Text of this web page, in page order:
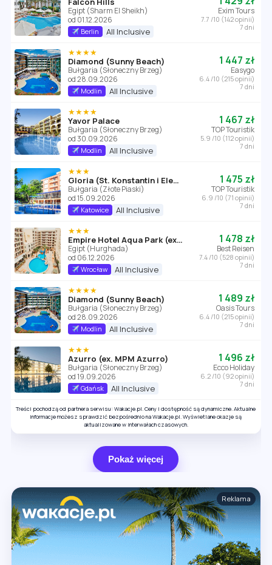
Egipt (Sharm El Sheikh)
od 01.12.2026
Berlin All Inclusive
Exim Tours
7.7 /10 (142 opinii)
7 dni
★★★★
Diamond (Sunny Beach)
Bułgaria (Słoneczny Brzeg)
od 28.09.2026
Modlin All Inclusive
1 447 zł
Easygo
6.4 /10 (215 opinii)
7 dni
★★★★
Yavor Palace
Bułgaria (Słoneczny Brzeg)
od 30.09.2026
Modlin All Inclusive
1 467 zł
TOP Touristik
5.9 /10 (112 opinii)
7 dni
★★★
Gloria (St. Konstantin i Elena)
Bułgaria (Złote Piaski)
od 15.09.2026
Katowice All Inclusive
1 475 zł
TOP Touristik
6.9 /10 (71 opinii)
7 dni
★★★
Empire Hotel Aqua Park (ex. Triton Empire Hotel Hurghada)
Egipt (Hurghada)
od 06.12.2026
Wrocław All Inclusive
1 478 zł
Best Reisen
7.4 /10 (528 opinii)
7 dni
★★★★
Diamond (Sunny Beach)
Bułgaria (Słoneczny Brzeg)
od 28.09.2026
Modlin All Inclusive
1 489 zł
Oasis Tours
6.4 /10 (215 opinii)
7 dni
★★★
Azurro (ex. MPM Azurro)
Bułgaria (Słoneczny Brzeg)
od 19.09.2026
Gdańsk All Inclusive
1 496 zł
Ecco Holiday
6.2 /10 (92 opinii)
7 dni
Treści pochodzą od partnera serwisu: Wakacje.pl. Ceny i dostępność są dynamiczne. Aktualne
informacje możesz sprawdzić bezpośrednio na Wakacje.pl. Wyświetlane okazje są
aktualizowane w interwałach czasowych.
Pokaż więcej
Reklama